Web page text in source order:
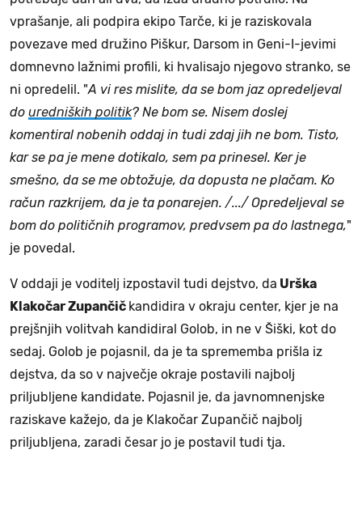
vprašanje, ali podpira ekipo Tarče, ki je raziskovala
povezave med družino Piškur, Darsom in Geni-I-jevimi
domnevno lažnimi profili, ki hvalisajo njegovo stranko, se
ni opredelil. "A vi res mislite, da se bom jaz opredeljeval
do uredniških politik? Ne bom se. Nisem doslej
komentiral nobenih oddaj in tudi zdaj jih ne bom. Tisto,
kar se pa je mene dotikalo, sem pa prinesel. Ker je
smešno, da se me obtožuje, da dopusta ne plačam. Ko
račun razkrijem, da je ta ponarejen. /.../ Opredeljeval se
bom do političnih programov, predvsem pa do lastnega,"
je povedal.
V oddaji je voditelj izpostavil tudi dejstvo, da Urška
Klakočar Zupančič kandidira v okraju center, kjer je na
prejšnjih volitvah kandidiral Golob, in ne v Šiški, kot do
sedaj. Golob je pojasnil, da je ta sprememba prišla iz
dejstva, da so v največje okraje postavili najbolj
priljubljene kandidate. Pojasnil je, da javnomnenjske
raziskave kažejo, da je Klakočar Zupančič najbolj
priljubljena, zaradi česar jo je postavil tudi tja.